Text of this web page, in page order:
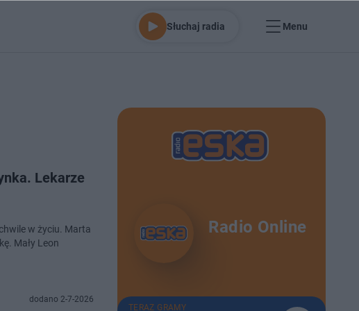
Słuchaj radia Menu
Lekarze
w życiu. Marta
Mały Leon
dodano 2-7-2026
Radio Online
TERAZ GRAMY